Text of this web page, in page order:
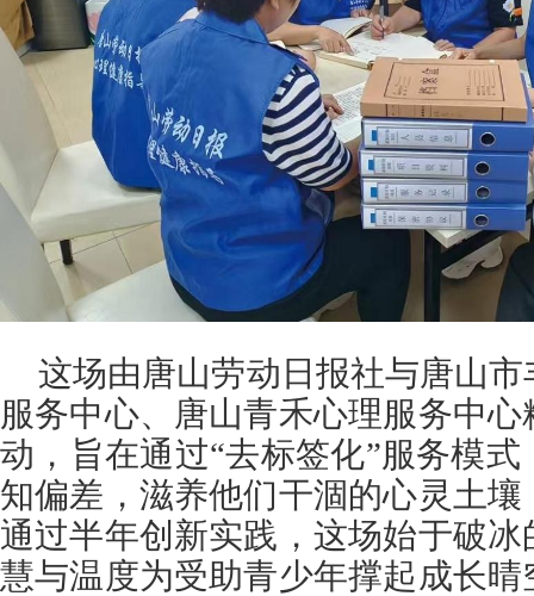
这场由唐山劳动日报社与唐山
服务中心、唐山青禾心理服务中
动，旨在通过“去标签化”服务模
知偏差，滋养他们干涸的心灵土
通过半年创新实践，这场始于破
慧与温度为受助青少年撑起成长